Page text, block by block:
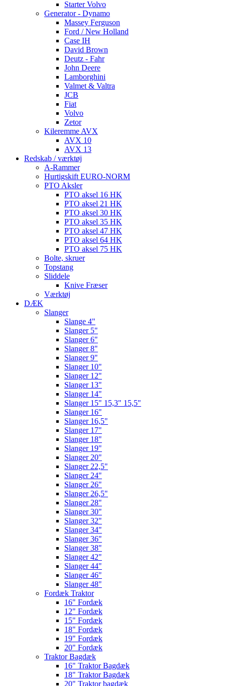
Starter Volvo
Generator - Dynamo
Massey Ferguson
Ford / New Holland
Case IH
David Brown
Deutz - Fahr
John Deere
Lamborghini
Valmet & Valtra
JCB
Fiat
Volvo
Zetor
Kileremme AVX
AVX 10
AVX 13
Redskab / værktøj
A-Rammer
Hurtigskift EURO-NORM
PTO Aksler
PTO aksel 16 HK
PTO aksel 21 HK
PTO aksel 30 HK
PTO aksel 35 HK
PTO aksel 47 HK
PTO aksel 64 HK
PTO aksel 75 HK
Bolte, skruer
Topstang
Sliddele
Knive Fræser
Værktøj
DÆK
Slanger
Slange 4"
Slanger 5"
Slanger 6"
Slanger 8"
Slanger 9"
Slanger 10"
Slanger 12"
Slanger 13"
Slanger 14"
Slanger 15" 15,3" 15,5"
Slanger 16"
Slanger 16,5"
Slanger 17"
Slanger 18"
Slanger 19"
Slanger 20"
Slanger 22,5"
Slanger 24"
Slanger 26"
Slanger 26,5"
Slanger 28"
Slanger 30"
Slanger 32"
Slanger 34"
Slanger 36"
Slanger 38"
Slanger 42"
Slanger 44"
Slanger 46"
Slanger 48"
Fordæk Traktor
16" Fordæk
12" Fordæk
15" Fordæk
18" Fordæk
19" Fordæk
20" Fordæk
Traktor Bagdæk
16" Traktor Bagdæk
18" Traktor Bagdæk
20" Traktor bagdæk